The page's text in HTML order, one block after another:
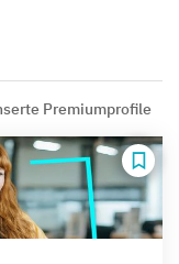
Premiumprofile